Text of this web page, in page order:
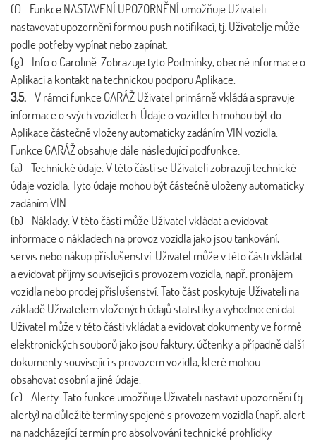
(f) Funkce NASTAVENÍ UPOZORNĚNÍ umožňuje Uživateli
nastavovat upozornění formou push notifikací, tj. Uživatelje může
podle potřeby vypínat nebo zapínat.
(g) Info o Carolině. Zobrazuje tyto Podmínky, obecné informace o
Aplikaci a kontakt na technickou podporu Aplikace.
3.5. V rámci funkce GARÁŽ Uživatel primárně vkládá a spravuje
informace o svých vozidlech. Údaje o vozidlech mohou být do
Aplikace částečně vloženy automaticky zadáním VIN vozidla.
Funkce GARÁŽ obsahuje dále následující podfunkce:
(a) Technické údaje. V této části se Uživateli zobrazují technické
údaje vozidla. Tyto údaje mohou být částečně uloženy automaticky
zadáním VIN.
(b) Náklady. V této části může Uživatel vkládat a evidovat
informace o nákladech na provoz vozidla jako jsou tankování,
servis nebo nákup příslušenství. Uživatel může v této části vkládat
a evidovat příjmy související s provozem vozidla, např. pronájem
vozidla nebo prodej příslušenství. Tato část poskytuje Uživateli na
základě Uživatelem vložených údajů statistiky a vyhodnocení dat.
Uživatel může v této části vkládat a evidovat dokumenty ve formě
elektronických souborů jako jsou faktury, účtenky a případně další
dokumenty související s provozem vozidla, které mohou
obsahovat osobní a jiné údaje.
(c) Alerty. Tato funkce umožňuje Uživateli nastavit upozornění (tj.
alerty) na důležité termíny spojené s provozem vozidla (např. alert
na nadcházející termín pro absolvování technické prohlídky